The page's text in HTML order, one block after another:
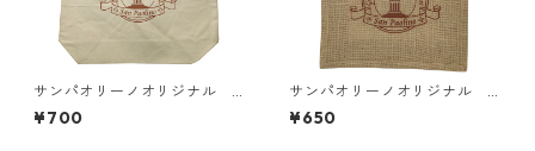
サンパオリーノオリジナル
トートバッグ
¥700
サンパオリーノオリジナル
ジュートスクエアバッグ
¥650